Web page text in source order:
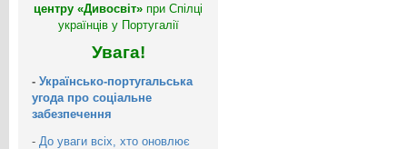
центру «Дивосвіт» при Спілці
українців у Португалії
Увага!
- Українсько-португальська
угода про соціальне
забезпечення
- До уваги всіх, хто оновлює